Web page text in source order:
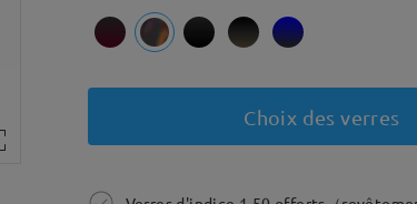
Choix des verres